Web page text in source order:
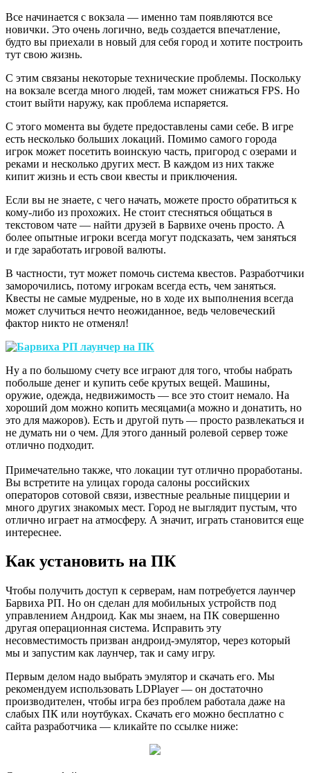
Все начинается с вокзала — именно там появляются все
новички. Это очень логично, ведь создается впечатление,
будто вы приехали в новый для себя город и хотите построить
тут свою жизнь.
С этим связаны некоторые технические проблемы. Поскольку
на вокзале всегда много людей, там может снижаться FPS. Но
стоит выйти наружу, как проблема испаряется.
С этого момента вы будете предоставлены сами себе. В игре
есть несколько больших локаций. Помимо самого города
игрок может посетить воинскую часть, пригород с озерами и
реками и несколько других мест. В каждом из них также
кипит жизнь и есть свои квесты и приключения.
Если вы не знаете, с чего начать, можете просто обратиться к
кому-либо из прохожих. Не стоит стесняться общаться в
текстовом чате — найти друзей в Барвихе очень просто. А
более опытные игроки всегда могут подсказать, чем заняться
и где заработать игровой валюты.
В частности, тут может помочь система квестов. Разработчики
заморочились, потому игрокам всегда есть, чем заняться.
Квесты не самые мудреные, но в ходе их выполнения всегда
может случиться нечто неожиданное, ведь человеческий
фактор никто не отменял!
Ну а по большому счету все играют для того, чтобы набрать
побольше денег и купить себе крутых вещей. Машины,
оружие, одежда, недвижимость — все это стоит немало. На
хороший дом можно копить месяцами(а можно и донатить, но
это для мажоров). Есть и другой путь — просто развлекаться и
не думать ни о чем. Для этого данный ролевой сервер тоже
отлично подходит.
Примечательно также, что локации тут отлично проработаны.
Вы встретите на улицах города салоны российских
операторов сотовой связи, известные реальные пиццерии и
много других знакомых мест. Город не выглядит пустым, что
отлично играет на атмосферу. А значит, играть становится еще
интереснее.
Как установить на ПК
Чтобы получить доступ к серверам, нам потребуется лаунчер
Барвиха РП. Но он сделан для мобильных устройств под
управлением Андроид. Как мы знаем, на ПК совершенно
другая операционная система. Исправить эту
несовместимость призван андроид-эмулятор, через который
мы и запустим как лаунчер, так и саму игру.
Первым делом надо выбрать эмулятор и скачать его. Мы
рекомендуем использовать LDPlayer — он достаточно
производителен, чтобы игра без проблем работала даже на
слабых ПК или ноутбуках. Скачать его можно бесплатно с
сайта разработчика — кликайте по ссылке ниже: